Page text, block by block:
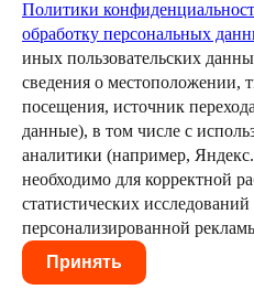
Назад в раздел
© 2026 ООО «Лаборатория
Экскурсий»
Все права защищены
Политика конфиденциальности
Согласие на обработку
данных
Политики
обработку персональных
иных пользовательских
сведения о местоположении,
посещения, источник
данные), в том числе с
аналитики (например,
необходимо для корректной
статистических исследований
персонализированной
Принять